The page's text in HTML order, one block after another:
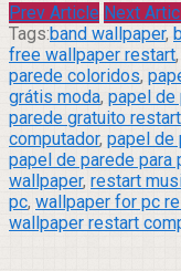
Prev Article Next
Tags:band wallpaper,
free wallpaper restart,
parede coloridos,
grátis moda, papel de
parede gratuito restart
computador, papel de
papel de parede para
wallpaper, restart
pc, wallpaper for pc
wallpaper restart